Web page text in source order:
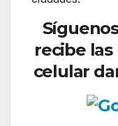
recibe
celular